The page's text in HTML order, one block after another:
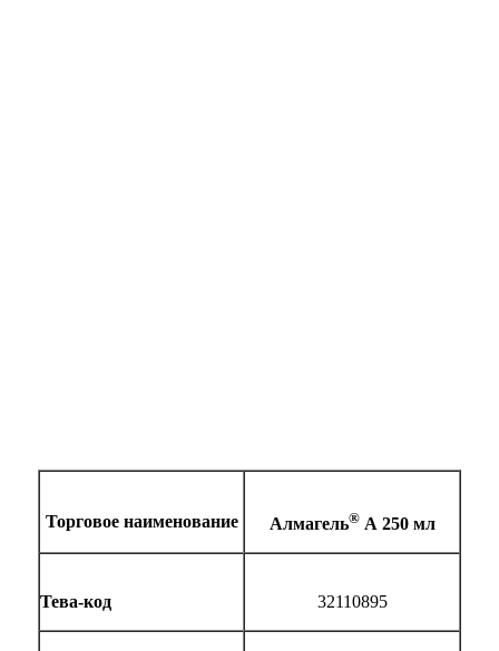
Торговое наименование Алмагель®А 250 мл
Тева-код 32110895